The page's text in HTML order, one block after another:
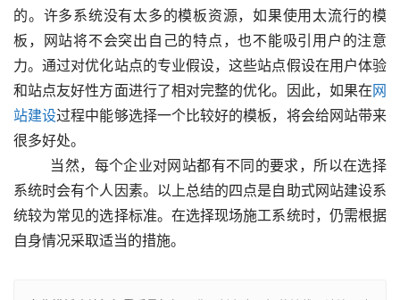
的。许多系统没有太多的模板资源，如果使用太流行的模
板，网站将不会突出自己的特点，也不能吸引用户的注意
力。通过对优化站点的专业假设，这些站点假设在用户体验
和站点友好性方面进行了相对完整的优化。因此，如果在网
站建设过程中能够选择一个比较好的模板，将会给网站带来
很多好处。
系统时会有个人因素。以上总结的四点是自助式网站建设系
统较为常见的选择标准。在选择现场施工系统时，仍需根据